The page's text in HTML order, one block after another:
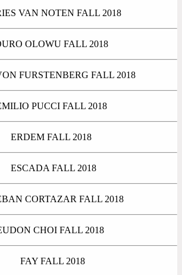
VAN NOTEN FALL 2018
OLOWU FALL 2018
FURSTENBERG FALL 2018
PUCCI FALL 2018
ERDEM FALL 2018
ESCADA FALL 2018
CORTAZAR FALL 2018
CHOI FALL 2018
FAY FALL 2018